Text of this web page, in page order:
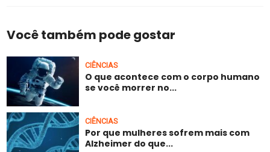
Você também pode gostar
CIÊNCIAS
O que acontece com o corpo humano
se você morrer no...
CIÊNCIAS
Por que mulheres sofrem mais com
Alzheimer do que...